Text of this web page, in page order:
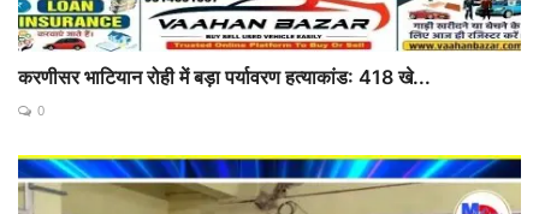
करणीसर भाटियान रोही में बड़ा पर्यावरण हत्याकांड: 418 खे...
0